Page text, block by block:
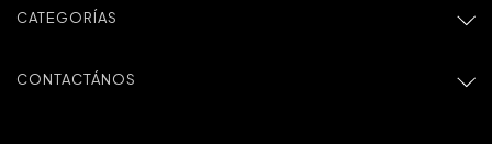
CATEGORÍAS
CONTACTÁNOS